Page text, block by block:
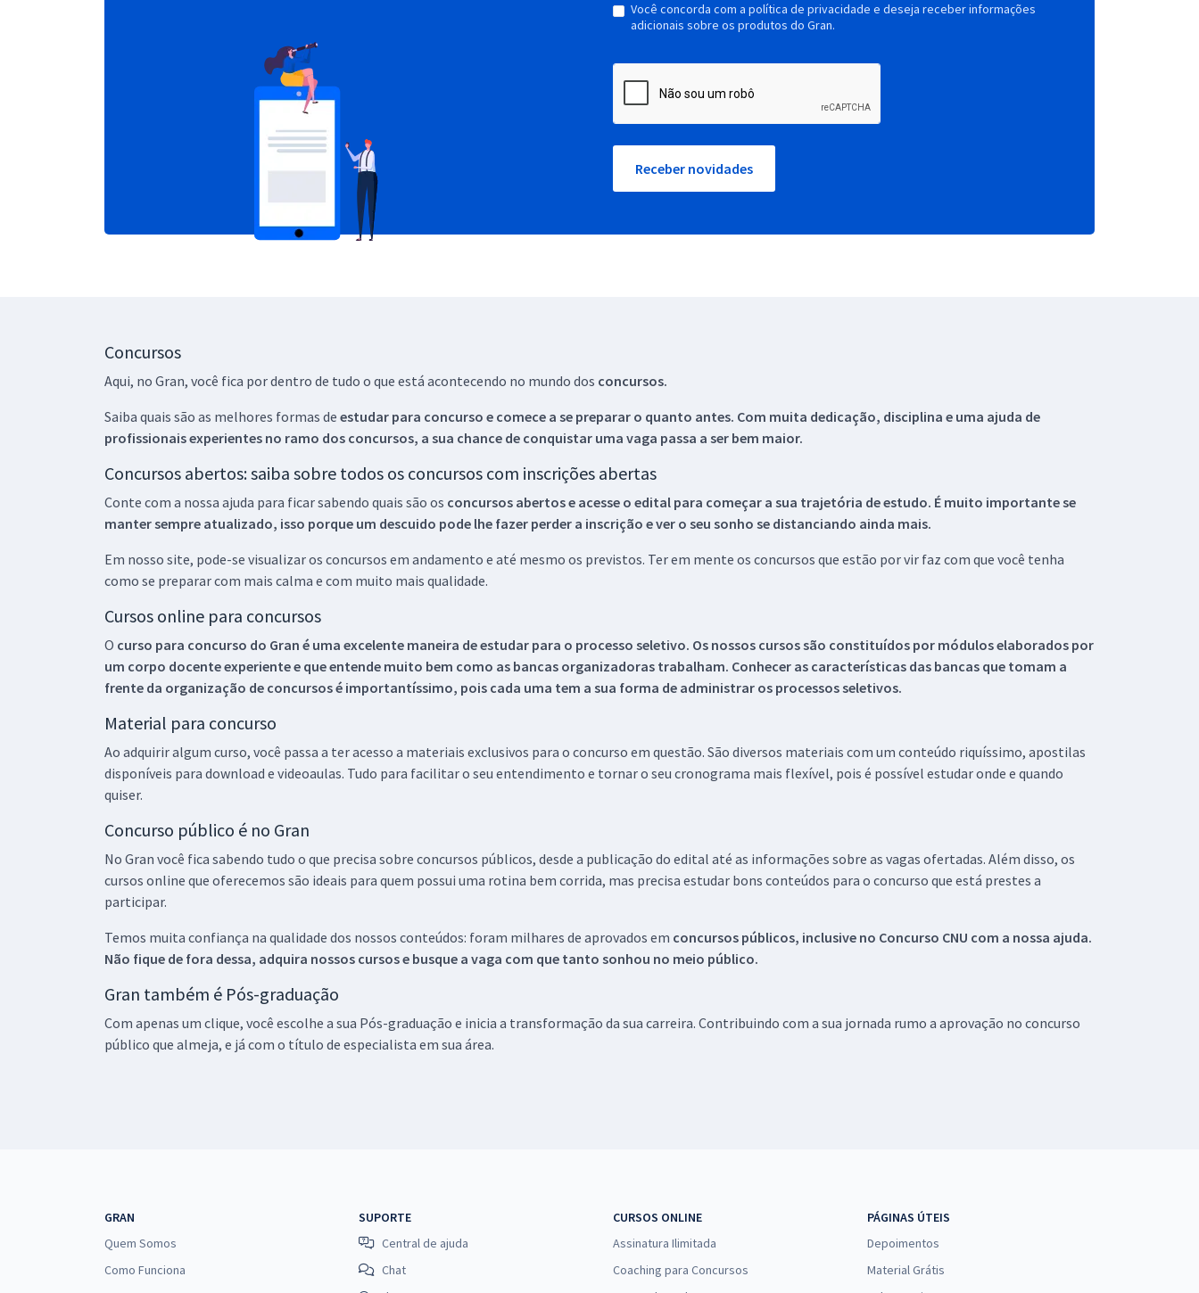
Você concorda com a política de privacidade e deseja receber informações
adicionais sobre os produtos do Gran.
Receber novidades
Concursos
Aqui, no Gran, você fica por dentro de tudo o que está acontecendo no mundo dos concursos.
Saiba quais são as melhores formas de estudar para concurso e comece a se preparar o quanto antes. Com muita dedicação, disciplina e uma ajuda de
profissionais experientes no ramo dos concursos, a sua chance de conquistar uma vaga passa a ser bem maior.
Concursos abertos: saiba sobre todos os concursos com inscrições abertas
Conte com a nossa ajuda para ficar sabendo quais são os concursos abertos e acesse o edital para começar a sua trajetória de estudo. É muito importante se
manter sempre atualizado, isso porque um descuido pode lhe fazer perder a inscrição e ver o seu sonho se distanciando ainda mais.
Em nosso site, pode-se visualizar os concursos em andamento e até mesmo os previstos. Ter em mente os concursos que estão por vir faz com que você tenha
como se preparar com mais calma e com muito mais qualidade.
Cursos online para concursos
O curso para concurso do Gran é uma excelente maneira de estudar para o processo seletivo. Os nossos cursos são constituídos por módulos elaborados por
um corpo docente experiente e que entende muito bem como as bancas organizadoras trabalham. Conhecer as características das bancas que tomam a
frente da organização de concursos é importantíssimo, pois cada uma tem a sua forma de administrar os processos seletivos.
Material para concurso
Ao adquirir algum curso, você passa a ter acesso a materiais exclusivos para o concurso em questão. São diversos materiais com um conteúdo riquíssimo, apostilas
disponíveis para download e videoaulas. Tudo para facilitar o seu entendimento e tornar o seu cronograma mais flexível, pois é possível estudar onde e quando
quiser.
Concurso público é no Gran
No Gran você fica sabendo tudo o que precisa sobre concursos públicos, desde a publicação do edital até as informações sobre as vagas ofertadas. Além disso, os
cursos online que oferecemos são ideais para quem possui uma rotina bem corrida, mas precisa estudar bons conteúdos para o concurso que está prestes a
participar.
Temos muita confiança na qualidade dos nossos conteúdos: foram milhares de aprovados em concursos públicos, inclusive no Concurso CNU com a nossa ajuda.
Não fique de fora dessa, adquira nossos cursos e busque a vaga com que tanto sonhou no meio público.
Gran também é Pós-graduação
Com apenas um clique, você escolhe a sua Pós-graduação e inicia a transformação da sua carreira. Contribuindo com a sua jornada rumo a aprovação no concurso
público que almeja, e já com o título de especialista em sua área.
GRAN
Quem Somos
Como Funciona
SUPORTE
Central de ajuda
Chat
CURSOS ONLINE
Assinatura Ilimitada
Coaching para Concursos
PÁGINAS ÚTEIS
Depoimentos
Material Grátis